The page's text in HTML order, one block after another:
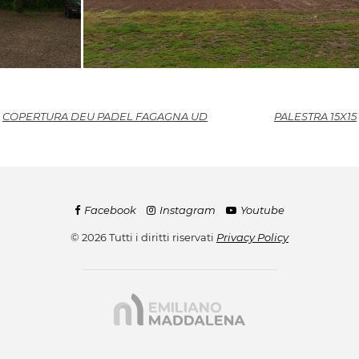
COPERTURA DEU PADEL FAGAGNA UD PALESTRA 15X15
Facebook Instagram Youtube
© 2026 Tutti i diritti riservati Privacy Policy